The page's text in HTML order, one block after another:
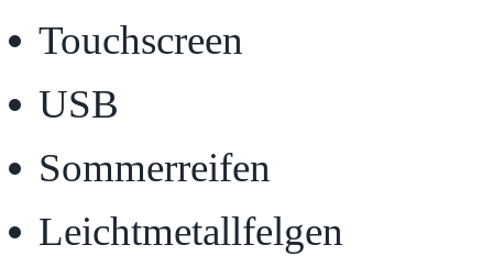
Touchscreen
USB
Sommerreifen
Leichtmetallfelgen